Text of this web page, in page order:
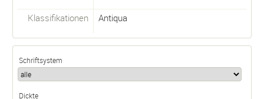
Klassifikationen Antiqua
Schriftsystem
Dickte